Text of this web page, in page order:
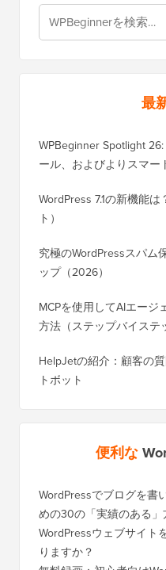
最
WPBeginner Spotlight
ール、およびよりスマー
WordPress 7.1の新機能
ト）
究極のWordPressスパム
ップ（2026）
MCPを使用してAIエージ
方法（ステップバイステ
HelpJetの紹介：顧客の
トボット
便利な
WordPressでブログを書
めの30の「実績のある」
WordPressウェブサイト
りますか？